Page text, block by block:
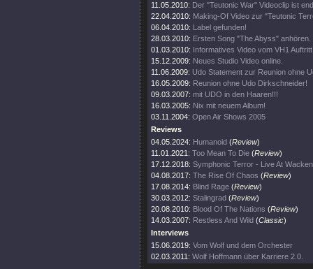
11.05.2010: Der "Teutonic War" Videoclip ist
22.04.2010: Making-Of Video zur "Teutonic
06.04.2010: Label gefunden!
28.03.2010: Ersten Song "The Abyss" anhören.
01.03.2010: Informatives Video vom VH1
15.12.2009: Neues Studio Video online.
11.06.2009: Udo Statement zur Reunion ohne
16.05.2009: Reunion ohne Udo Dirkschneider!
09.03.2007: mit UDO in den Haaren!!!
16.03.2005: Nix mit neuem Album!
03.11.2004: Open Air Shows 2005
Reviews
04.05.2024: Humanoid (Review)
11.01.2021: Too Mean To Die (Review)
17.12.2018: Symphonic Terror - Live At
04.08.2017: The Rise Of Chaos (Review)
17.08.2014: Blind Rage (Review)
30.03.2012: Stalingrad (Review)
20.08.2010: Blood Of The Nations (Review)
14.03.2007: Restless And Wild (Classic)
Interviews
15.06.2019: Vom Wolf und dem Orchester
02.03.2011: Wolf Hoffmann über Karriere 2.0.